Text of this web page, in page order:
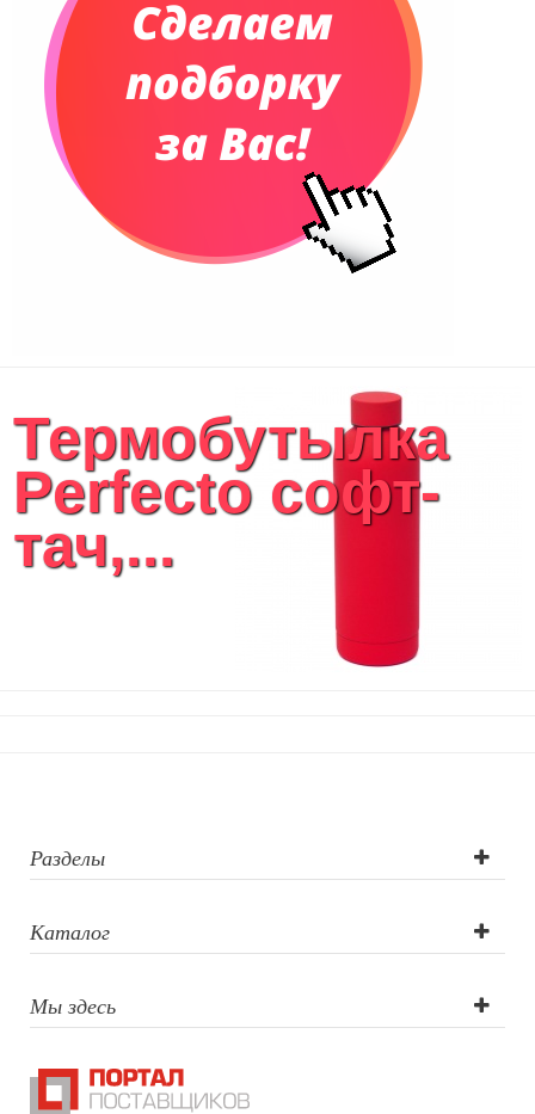
Термобутылка
Perfecto софт-
тач,...
Разделы
Каталог
Мы здесь